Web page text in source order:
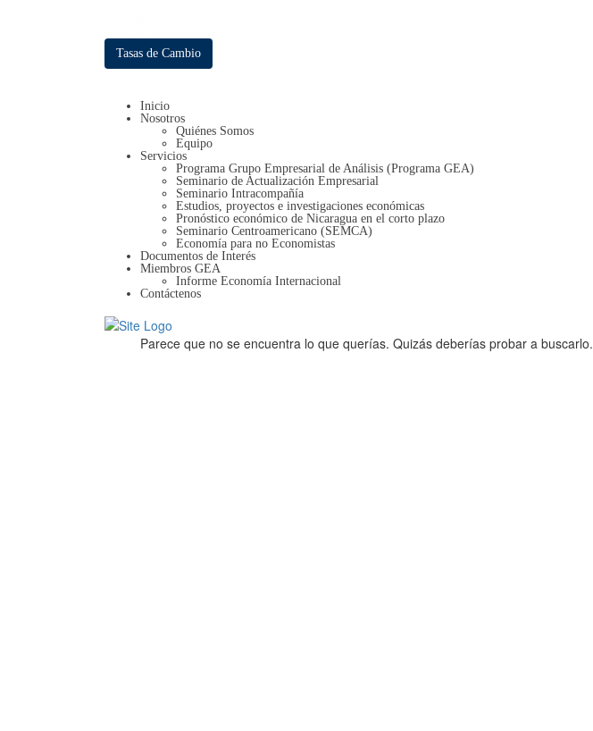
Tasas de Cambio
Inicio
Nosotros
Quiénes Somos
Equipo
Servicios
Programa Grupo Empresarial de Análisis (Programa GEA)
Seminario de Actualización Empresarial
Seminario Intracompañía
Estudios, proyectos e investigaciones económicas
Pronóstico económico de Nicaragua en el corto plazo
Seminario Centroamericano (SEMCA)
Economía para no Economistas
Documentos de Interés
Miembros GEA
Informe Economía Internacional
Contáctenos
Parece que no se encuentra lo que querías. Quizás deberías probar a buscarlo.